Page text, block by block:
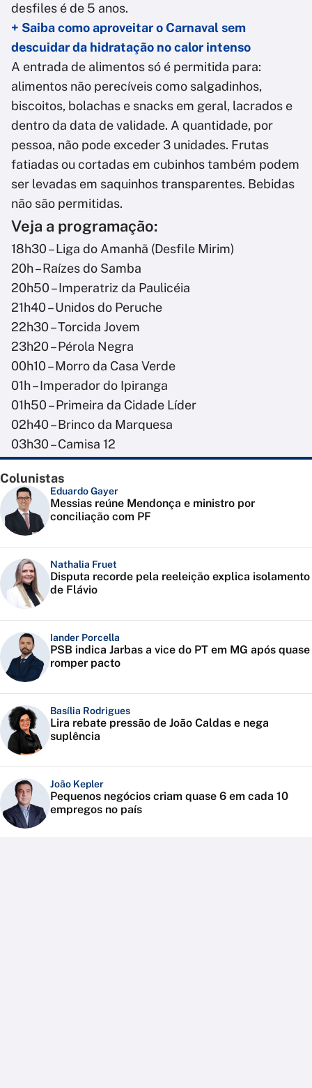
desfiles é de 5 anos.
+ Saiba como aproveitar o Carnaval sem
descuidar da hidratação no calor intenso
A entrada de alimentos só é permitida para:
alimentos não perecíveis como salgadinhos,
biscoitos, bolachas e snacks em geral, lacrados e
dentro da data de validade. A quantidade, por
pessoa, não pode exceder 3 unidades. Frutas
fatiadas ou cortadas em cubinhos também podem
ser levadas em saquinhos transparentes. Bebidas
não são permitidas.
Veja a programação:
18h30 – Liga do Amanhã (Desfile Mirim)
20h – Raízes do Samba
20h50 – Imperatriz da Paulicéia
21h40 – Unidos do Peruche
22h30 – Torcida Jovem
23h20 – Pérola Negra
00h10 – Morro da Casa Verde
01h – Imperador do Ipiranga
01h50 – Primeira da Cidade Líder
02h40 – Brinco da Marquesa
03h30 – Camisa 12
Colunistas
Eduardo Gayer
Messias reúne Mendonça e ministro por
conciliação com PF
Nathalia Fruet
Disputa recorde pela reeleição explica isolamento
de Flávio
Iander Porcella
PSB indica Jarbas a vice do PT em MG após quase
romper pacto
Basília Rodrigues
Lira rebate pressão de João Caldas e nega
suplência
João Kepler
Pequenos negócios criam quase 6 em cada 10
empregos no país